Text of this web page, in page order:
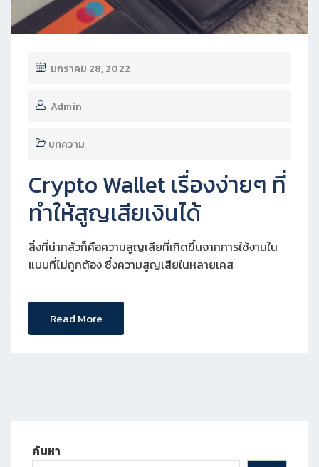
มกราคม 28, 2022
Admin
บทความ
Crypto Wallet เรื่องง่ายๆ ที่
ทำให้สูญเสียเงินได้
สิ่งที่น่ากลัวก็คือความสูญเสียที่เกิดขึ้นจากการใช้งานใน
แบบที่ไม่ถูกต้อง ซึ่งความสูญเสียในหลายเคส
Read More
ค้นหา